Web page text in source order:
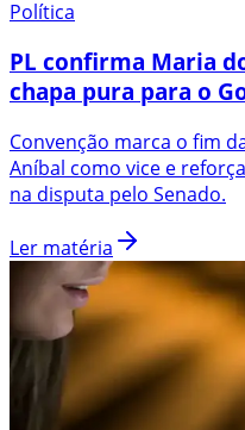
Política
PL confirma Maria
chapa pura para o
Convenção marca o fim
Aníbal como vice e
na disputa pelo Senado.
Ler matéria